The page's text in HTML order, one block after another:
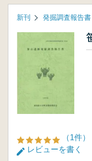
新刊 発掘調査報告書
（1件）
レビューを書く